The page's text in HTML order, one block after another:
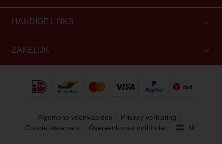
HANDIGE LINKS
ZAKELIJK
Algemene voorwaarden
Privacy verklaring
Cookie statement
Overeenkomst ontbinden NL